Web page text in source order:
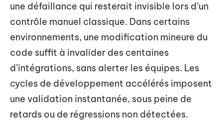
une défaillance qui resterait invisible lors d’un
contrôle manuel classique. Dans certains
environnements, une modification mineure du
code suffit à invalider des centaines
d’intégrations, sans alerter les équipes. Les
cycles de développement accélérés imposent
une validation instantanée, sous peine de
retards ou de régressions non détectées.